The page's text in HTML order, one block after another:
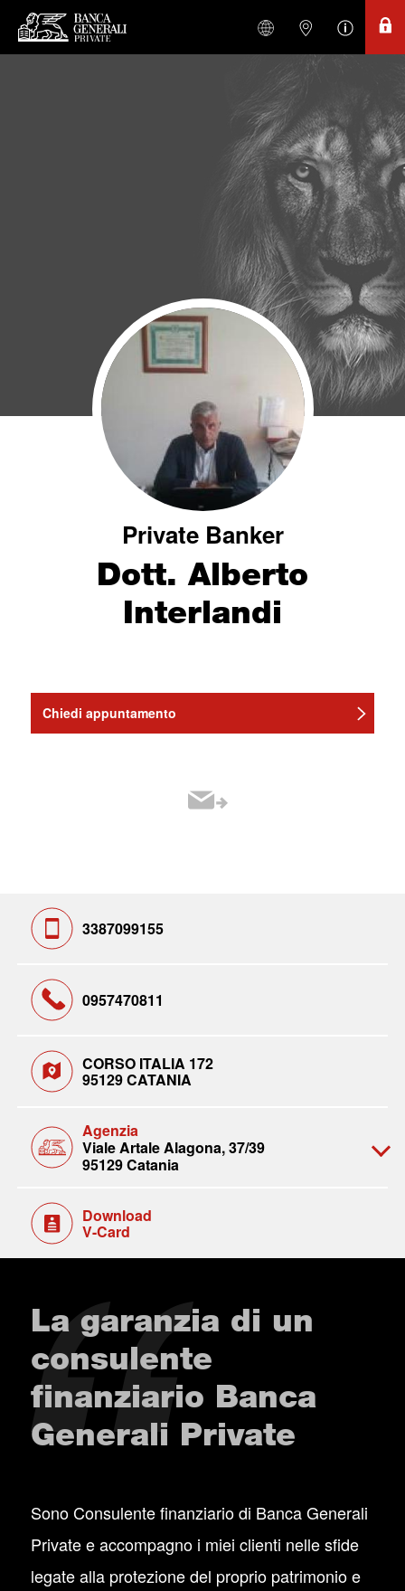
Private Banker
Dott. Alberto
Interlandi
Chiedi appuntamento
3387099155
0957470811
CORSO ITALIA 172
95129 CATANIA
Agenzia
Viale Artale Alagona, 37/39
95129 Catania
Download
V-Card
La garanzia di un
consulente
finanziario Banca
Generali Private
Sono Consulente finanziario di Banca Generali
Private e accompagno i miei clienti nelle sfide
legate alla protezione del proprio patrimonio e